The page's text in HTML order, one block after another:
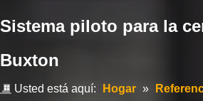
Sistema piloto para la
Buxton
Usted está aquí: Hogar »